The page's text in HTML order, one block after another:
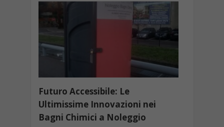
Futuro Accessibile: Le
Ultimissime Innovazioni nei
Bagni Chimici a Noleggio